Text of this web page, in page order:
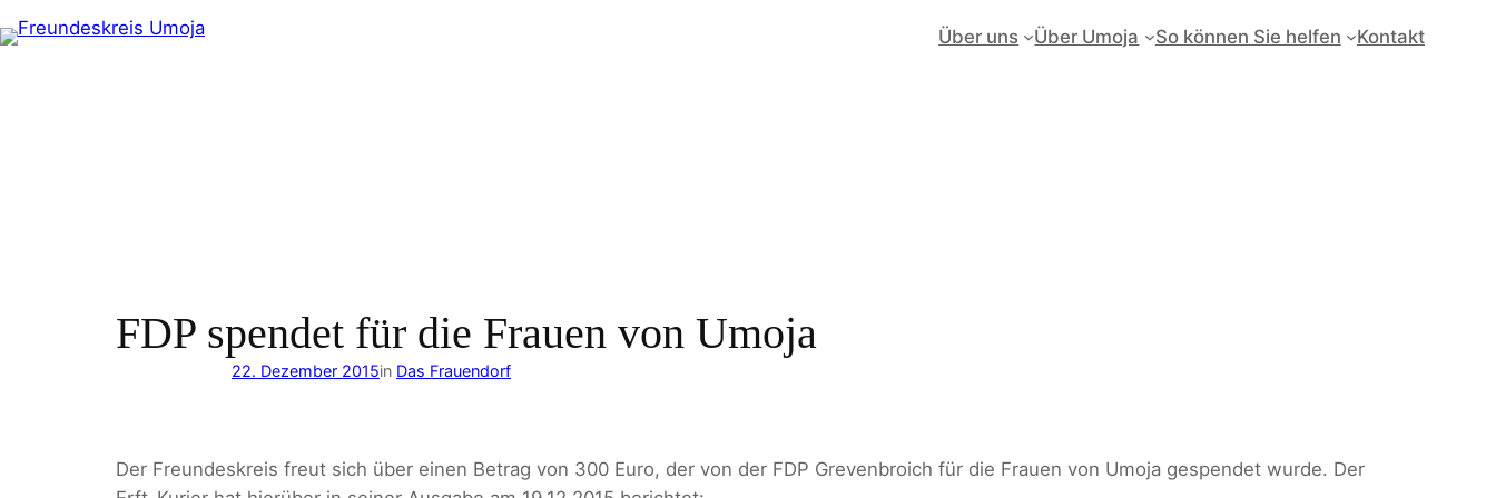
Inhalt
Über uns Über Umoja So können Sie helfen Kontakt
FDP spendet für die Frauen von Umoja
22. Dezember 2015in Das Frauendorf
Der Freundeskreis freut sich über einen Betrag von 300 Euro, der von der FDP Grevenbroich für die Frauen von Umoja gespendet wurde. Der